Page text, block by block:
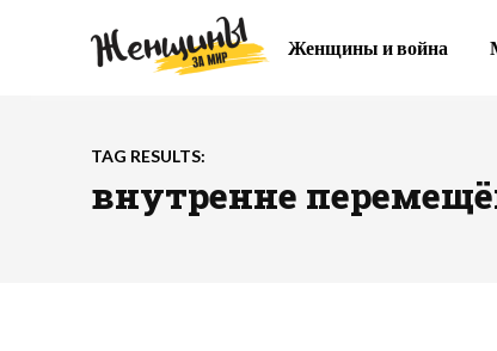
Женщины и война
TAG RESULTS:
внутренне